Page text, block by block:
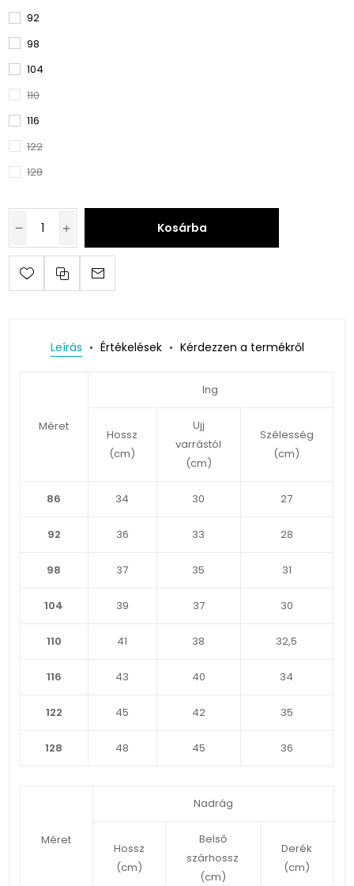
92
98
104
110
116
122
128
Kosárba
Leírás Értékelések Kérdezzen a termékről
Méret
Ing
Hossz
(cm)
Ujj
varrástól
(cm)
Szélesség
(cm)
86 34 30 27
92 36 33 28
98 37 35 31
104 39 37 30
110 41 38 32,5
116 43 40 34
122 45 42 35
128 48 45 36
Méret
Nadrág
Hossz
(cm)
Belső
szárhossz
(cm)
Derék
(cm)